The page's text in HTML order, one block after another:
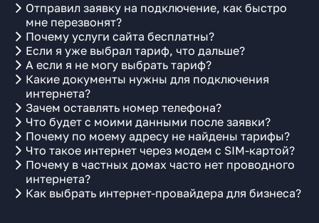
Отправил заявку на подключение, как быстро
мне перезвонят?
Почему услуги сайта бесплатны?
Если я уже выбрал тариф, что дальше?
А если я не могу выбрать тариф?
Какие документы нужны для подключения
интернета?
Зачем оставлять номер телефона?
Что будет с моими данными после заявки?
Почему по моему адресу не найдены тарифы?
Что такое интернет через модем с SIM-картой?
Почему в частных домах часто нет проводного
интернета?
Как выбрать интернет-провайдера для бизнеса?